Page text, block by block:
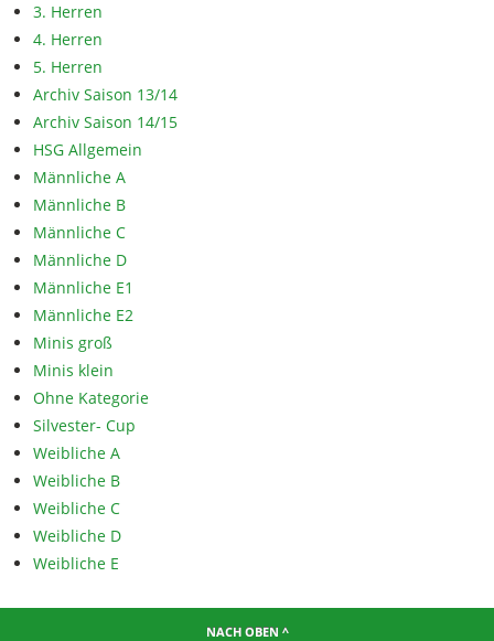
3. Herren
4. Herren
5. Herren
Archiv Saison 13/14
Archiv Saison 14/15
HSG Allgemein
Männliche A
Männliche B
Männliche C
Männliche D
Männliche E1
Männliche E2
Minis groß
Minis klein
Ohne Kategorie
Silvester- Cup
Weibliche A
Weibliche B
Weibliche C
Weibliche D
Weibliche E
NACH OBEN ^